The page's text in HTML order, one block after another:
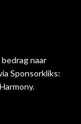
naar
Sponsorkliks: